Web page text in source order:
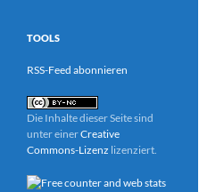
TOOLS
RSS-Feed abonnieren
Die Inhalte dieser Seite sind
unter einerCreative
Commons-Lizenz lizenziert.